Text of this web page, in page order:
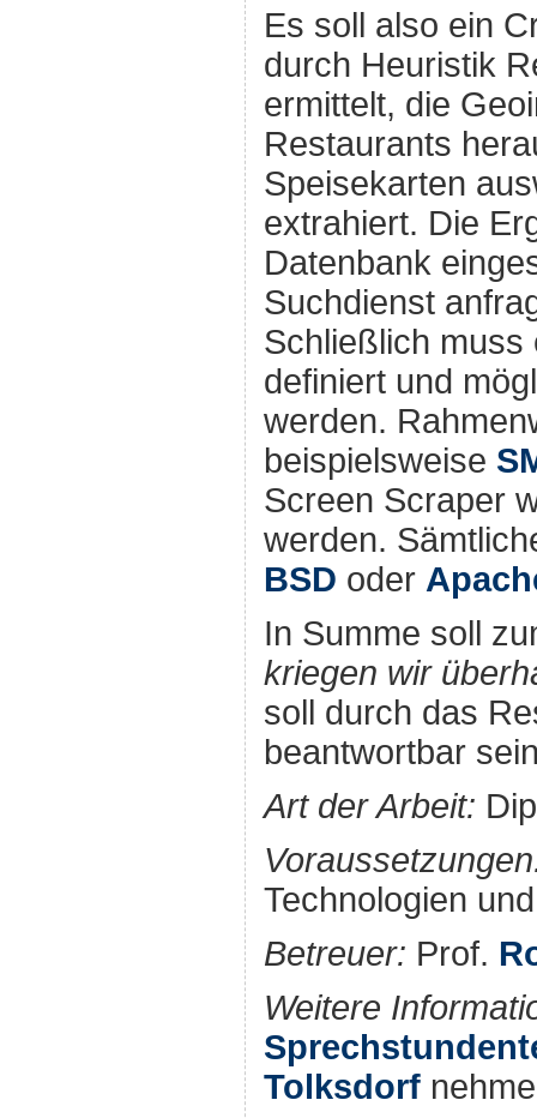
Es soll also ein
durch Heuristik
ermittelt, die
Restaurants
Speisekarten
extrahiert. Die
Datenbank
Suchdienst
Schließlich muss
definiert und
werden.
beispielsweise
Screen Scraper
werden.
BSD oder
In Summe soll
kriegen wir
soll durch das
beantwortbar
Art der Arbeit:
Technologien
Betreuer: Prof.
Weitere
Tolksdorf